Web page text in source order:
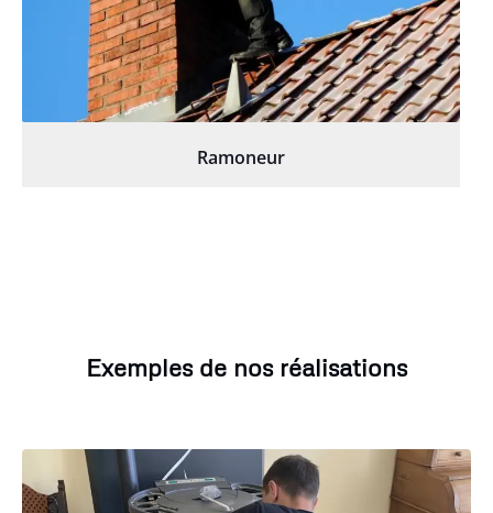
Ramoneur
Exemples de nos réalisations